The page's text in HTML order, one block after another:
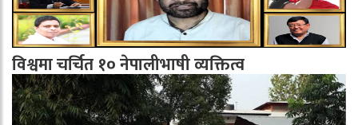
विश्वमा चर्चित १० नेपालीभाषी व्यक्तित्व